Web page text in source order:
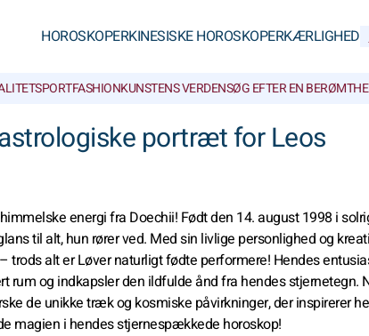
HOROSKOPERKINESISKE HOROSKOPERKÆRLIGHED
SPORTFASHIONKUNSTENS VERDENSØG EFTER EN
portræt for Leos
energi fra Doechii! Født den 14. august 1998 i
til alt, hun rører ved. Med sin livlige personlighed og
trods alt er Løver naturligt fødte performere! Hendes
rum og indkapsler den ildfulde ånd fra hendes stjernetegn.
de unikke træk og kosmiske påvirkninger, der inspirerer
magien i hendes stjernespækkede horoskop!